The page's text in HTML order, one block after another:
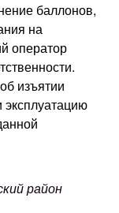
баллонов,
на
оператор
изъятии
район